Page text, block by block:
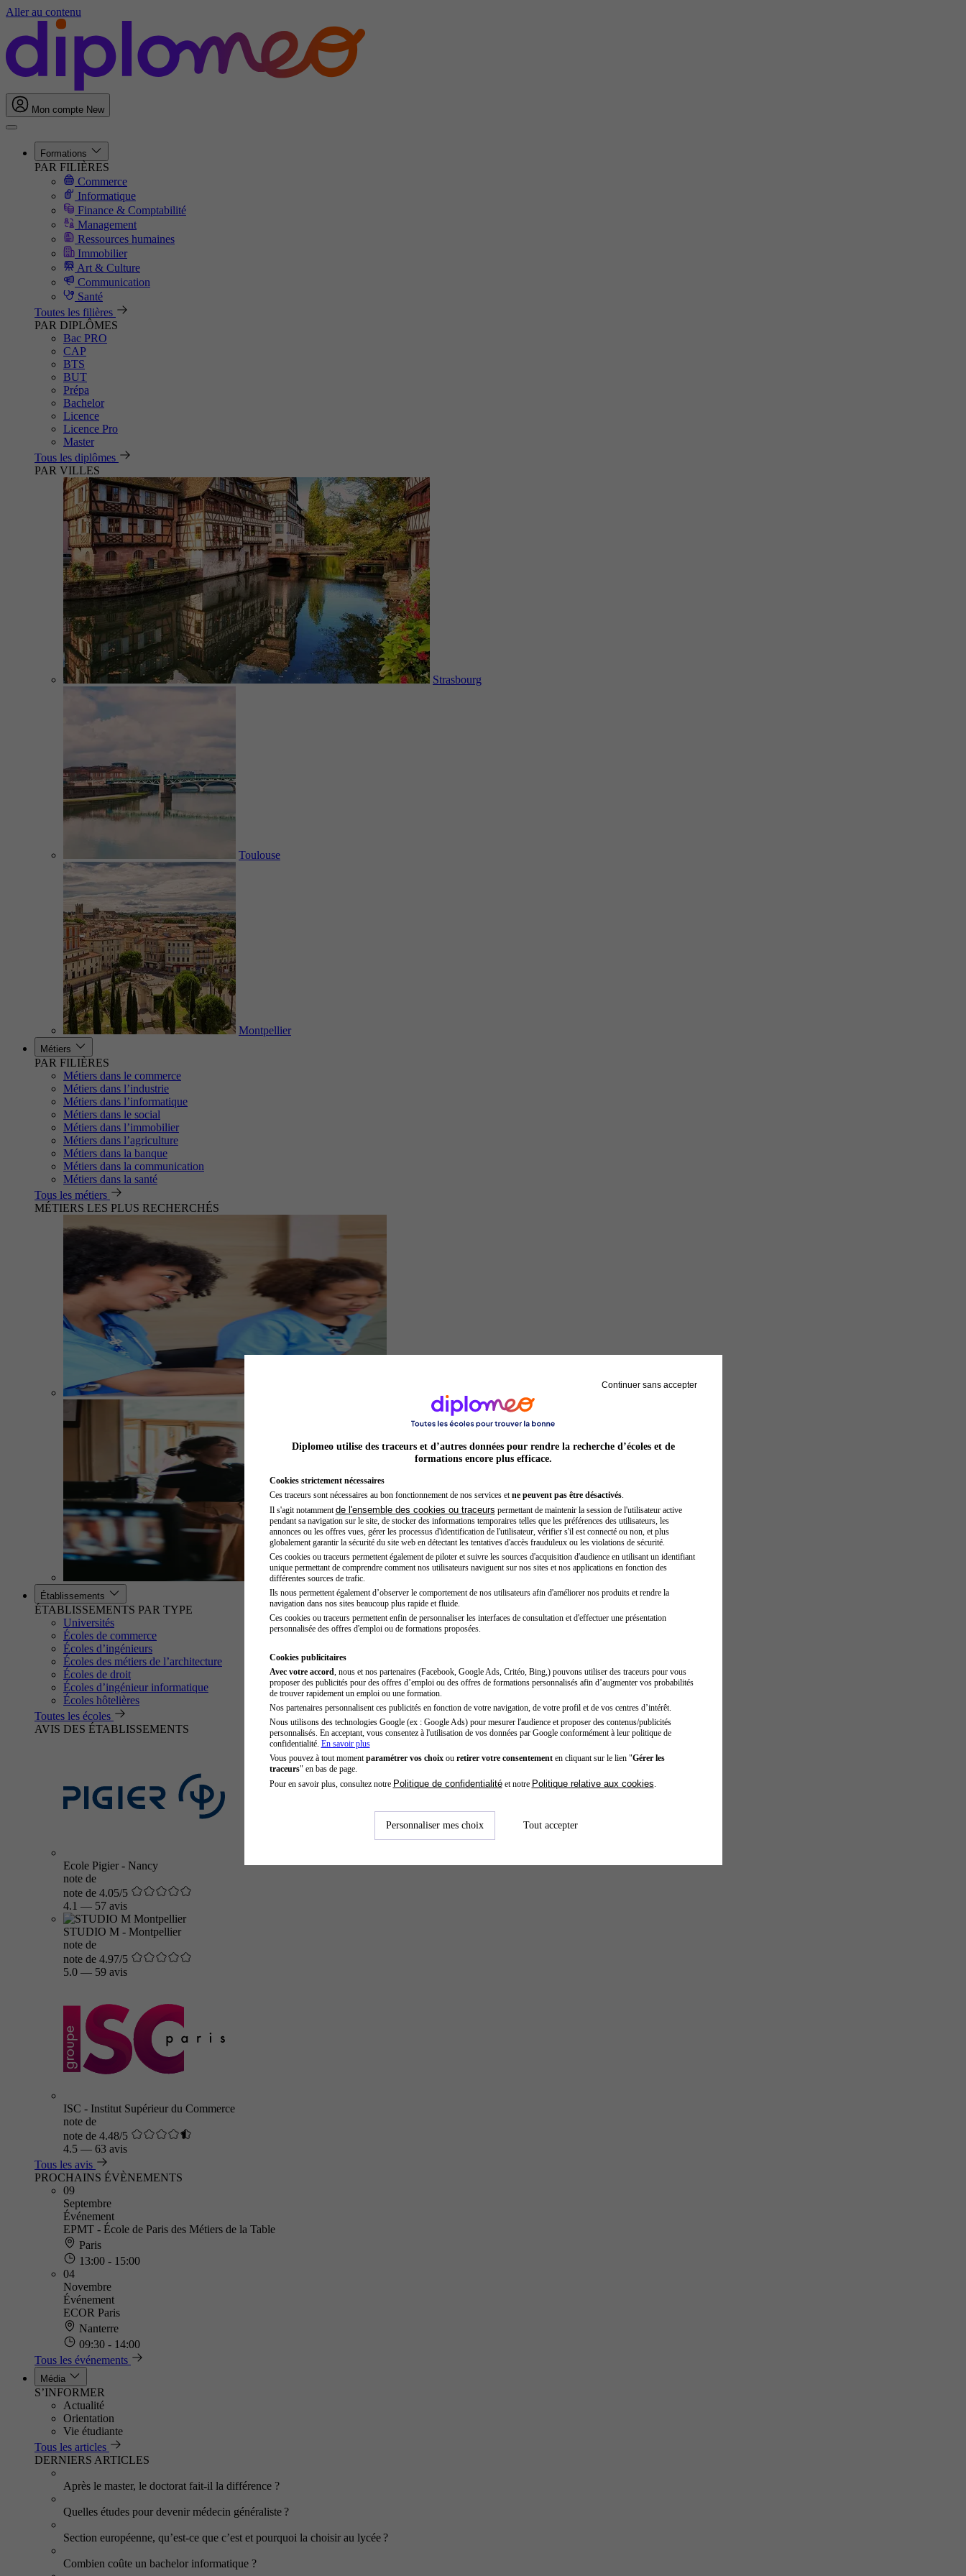
Aller au contenu
Mon compte New
Formations
PAR FILIÈRES
Commerce
Informatique
Finance & Comptabilité
Management
Ressources humaines
Immobilier
Art & Culture
Communication
Santé
Toutes les filières
PAR DIPLÔMES
Bac PRO
CAP
BTS
BUT
Prépa
Bachelor
Licence
Licence Pro
Master
Tous les diplômes
PAR VILLES
Strasbourg
Toulouse
Montpellier
Métiers
PAR FILIÈRES
Métiers dans le commerce
Métiers dans l’industrie
Métiers dans l’informatique
Métiers dans le social
Métiers dans l’immobilier
Métiers dans l’agriculture
Métiers dans la banque
Métiers dans la communication
Métiers dans la santé
Tous les métiers
MÉTIERS LES PLUS RECHERCHÉS
Secrétaire médicale
Établissements
ÉTABLISSEMENTS PAR TYPE
Universités
Écoles de commerce
Écoles d’ingénieurs
Écoles des métiers de l’architecture
Écoles de droit
Écoles d’ingénieur informatique
Écoles hôtelières
Toutes les écoles
AVIS DES ÉTABLISSEMENTS
Ecole Pigier - Nancy
note de
note de 4.05/5
4.1 — 57 avis
STUDIO M - Montpellier
note de
note de 4.97/5
5.0 — 59 avis
ISC - Institut Supérieur du Commerce
note de
note de 4.48/5
4.5 — 63 avis
Tous les avis
PROCHAINS ÉVÈNEMENTS
09
Septembre
Événement
EPMT - École de Paris des Métiers de la Table
Paris
13:00 - 15:00
04
Novembre
Événement
ECOR Paris
Nanterre
09:30 - 14:00
Tous les événements
Média
S’INFORMER
Actualité
Orientation
Vie étudiante
Tous les articles
DERNIERS ARTICLES
Après le master, le doctorat fait-il la différence ?
Quelles études pour devenir médecin généraliste ?
Section européenne, qu’est-ce que c’est et pourquoi la choisir au lycée ?
Combien coûte un bachelor informatique ?
Continuer sans accepter
Diplomeo utilise des traceurs et d’autres données pour rendre la recherche d’écoles et de
formations encore plus efficace.
Cookies strictement nécessaires
Ces traceurs sont nécessaires au bon fonctionnement de nos services et ne peuvent pas être désactivés.
Il s'agit notamment de l'ensemble des cookies ou traceurs permettant de maintenir la session de l'utilisateur active
pendant sa navigation sur le site, de stocker des informations temporaires telles que les préférences des utilisateurs, les
annonces ou les offres vues, gérer les processus d'identification de l'utilisateur, vérifier s'il est connecté ou non, et plus
globalement garantir la sécurité du site web en détectant les tentatives d'accès frauduleux ou les violations de sécurité.
Ces cookies ou traceurs permettent également de piloter et suivre les sources d'acquisition d'audience en utilisant un identifiant
unique permettant de comprendre comment nos utilisateurs naviguent sur nos sites et nos applications en fonction des
différentes sources de trafic.
Ils nous permettent également d’observer le comportement de nos utilisateurs afin d'améliorer nos produits et rendre la
navigation dans nos sites beaucoup plus rapide et fluide.
Ces cookies ou traceurs permettent enfin de personnaliser les interfaces de consultation et d'effectuer une présentation
personnalisée des offres d'emploi ou de formations proposées.
Cookies publicitaires
Avec votre accord , nous et nos partenaires (Facebook, Google Ads, Critéo, Bing,) pouvons utiliser des traceurs pour vous
proposer des publicités pour des offres d’emploi ou des offres de formations personnalisés afin d’augmenter vos probabilités
de trouver rapidement un emploi ou une formation.
Nos partenaires personnalisent ces publicités en fonction de votre navigation, de votre profil et de vos centres d’intérêt.
Nous utilisons des technologies Google (ex : Google Ads) pour mesurer l'audience et proposer des contenus/publicités
personnalisés. En acceptant, vous consentez à l'utilisation de vos données par Google conformément à leur politique de
confidentialité. En savoir plus
Vous pouvez à tout moment paramétrer vos choixou retirer votre consentementen cliquant sur le lien "Gérer les
traceurs" en bas de page.
Pour en savoir plus, consultez notre Politique de confidentialitéet notre Politique relative aux cookies
Personnaliser mes choix Tout accepter